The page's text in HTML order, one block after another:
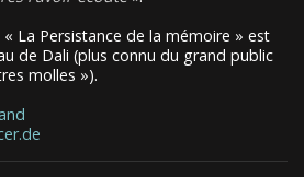
La Persistance de la mémoire » est
de Dali (plus connu du grand public
molles »).